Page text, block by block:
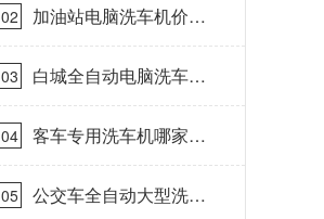
02
加油站电脑洗车机价格
怎么样[隆茂鑫晟]
03
白城全自动电脑洗车
机-ADV防冻冬季正常
使用[隆茂鑫晟]
04
客车专用洗车机哪家的
好[隆茂鑫晟]
05
公交车全自动大型洗车